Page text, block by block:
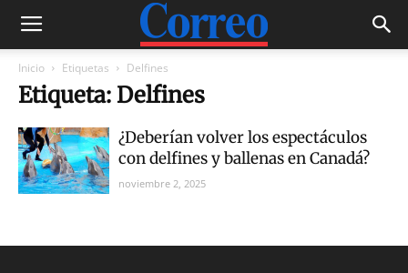
Inicio Etiquetas Delfines
Etiqueta: Delfines
¿Deberían volver los espectáculos
con delfines y ballenas en Canadá?
noviembre 2, 2025